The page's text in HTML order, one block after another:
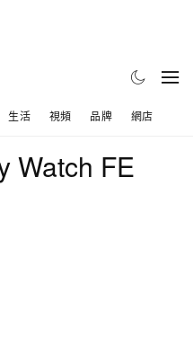
生活 視頻 品牌 網店
Watch FE